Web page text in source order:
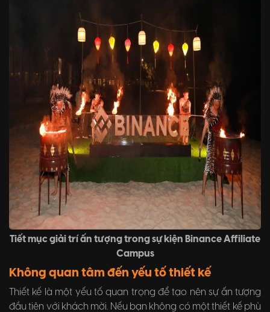
Tiết mục giải trí ấn tượng trong sự kiện Binance Affiliate
Campus
Không quan tâm đến yếu tố thiết kế
Thiết kế là một yếu tố quan trọng để tạo nên sự ấn tượng
đầu tiên với khách mời. Nếu bạn không có một thiết kế phù